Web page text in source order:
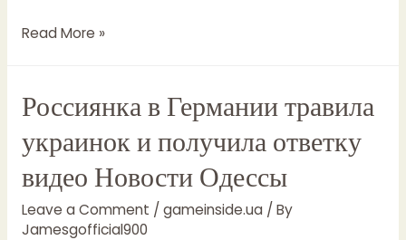
Собака
Архив
Страница
5
Форум
дачников
Украины
Восстановим
Read More »
Россиянка в Германии травила
украинок и получила ответку
видео Новости Одессы
Leave a Comment / gameinside.ua/ By
Jamesgofficial900